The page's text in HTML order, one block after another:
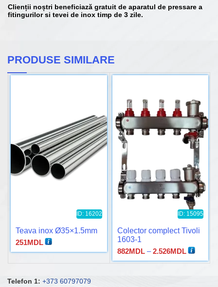
Clienții noștri beneficiază gratuit de aparatul de pressare a
fitingurilor si tevei de inox timp de 3 zile.
PRODUSE SIMILARE
ID: 16202
Teava inox Ø35×1.5mm
251MDL
ID: 15095
Colector complect Tivoli
1603-1
882MDL – 2.526MDL Interval
de
Telefon 1: +373 60797079